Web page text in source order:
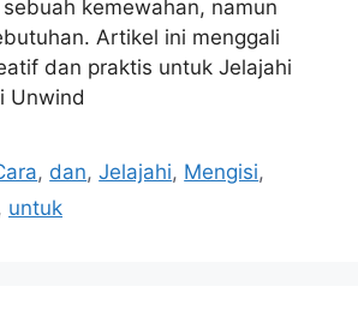
kemewahan, namun
Artikel ini menggali
dan praktis untuk Jelajahi
Unwind
, dan,Jelajahi, Mengisi,
, untuk